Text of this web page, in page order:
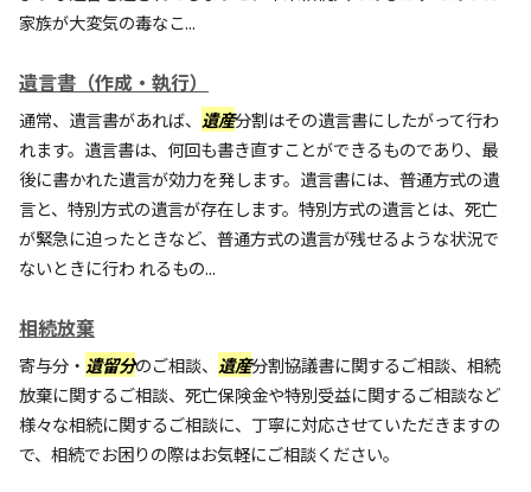
家族が大変気の毒なこ...
遺言書（作成・執行）
通常、遺言書があれば、 遺産分割はその遺言書にしたがって行わ
れます。遺言書は、何回も書き直すことができるものであり、最
後に書かれた遺言が効力を発します。遺言書には、普通方式の遺
言と、特別方式の遺言が存在します。特別方式の遺言とは、死亡
が緊急に迫ったときなど、普通方式の遺言が残せるような状況で
ないときに行わ れるもの...
相続放棄
寄与分・ 遺留分のご相談、 遺産分割協議書に関するご相談、相続
放棄に関するご相談、死亡保険金や特別受益に関するご相談など
様々な相続に関するご相談に、丁寧に対応させていただきますの
で、相続でお困りの際はお気軽にご相談ください。